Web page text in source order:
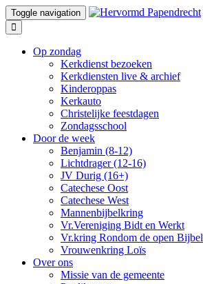
Toggle navigation
Op zondag
Kerkdienst bezoeken
Kerkdiensten live & archief
Kinderoppas
Kerkauto
Christelijke feestdagen
Zondagsschool
Door de week
Benjamin (8-12)
Lichtdrager (12-16)
JV Durig (16+)
Catechese Oost
Catechese West
Mannenbijbelkring
Vr.Vereniging Bidt en Werkt
Vr.kring Rondom de open Bijbel
Vrouwenkring Loïs
Over ons
Missie van de gemeente